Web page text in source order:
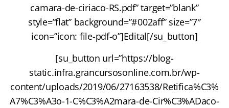
camara-de-ciriaco-RS.pdf” target=”blank”
style=”flat” background=”#002aff” size=”7″
icon=”icon: file-pdf-o”]Edital[/su_button]
[su_button url=”https://blog-
static.infra.grancursosonline.com.br/wp-
content/uploads/2019/06/27163538/Retifica%C3%
A7%C3%A3o-1-C%C3%A2mara-de-Cir%C3%ADaco-